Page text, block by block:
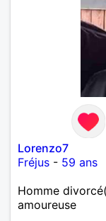
Lorenzo7
Fréjus - 59 ans
Homme
amoureuse